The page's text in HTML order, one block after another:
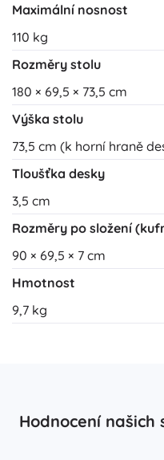
Maximální nosnost
110 kg
Rozměry stolu
180 × 69,5 × 73,5 cm
Výška stolu
73,5 cm (k horní hraně
Tloušťka desky
3,5 cm
Rozměry po složení
90 × 69,5 × 7 cm
Hmotnost
9,7 kg
Hodnocení našich